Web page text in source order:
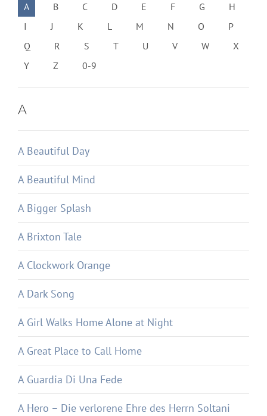
A B C D E F G
H
I
J K L M N O
P
Q
R S T U V W
X
Y
Z 0-9
A
A Beautiful Day
A Beautiful Mind
A Bigger Splash
A Brixton Tale
A Clockwork Orange
A Dark Song
A Girl Walks Home Alone at Night
A Great Place to Call Home
A Guardia Di Una Fede
A Hero – Die verlorene Ehre des Herrn Soltani